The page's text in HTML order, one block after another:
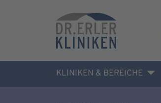
KLINIKEN & BEREICHE